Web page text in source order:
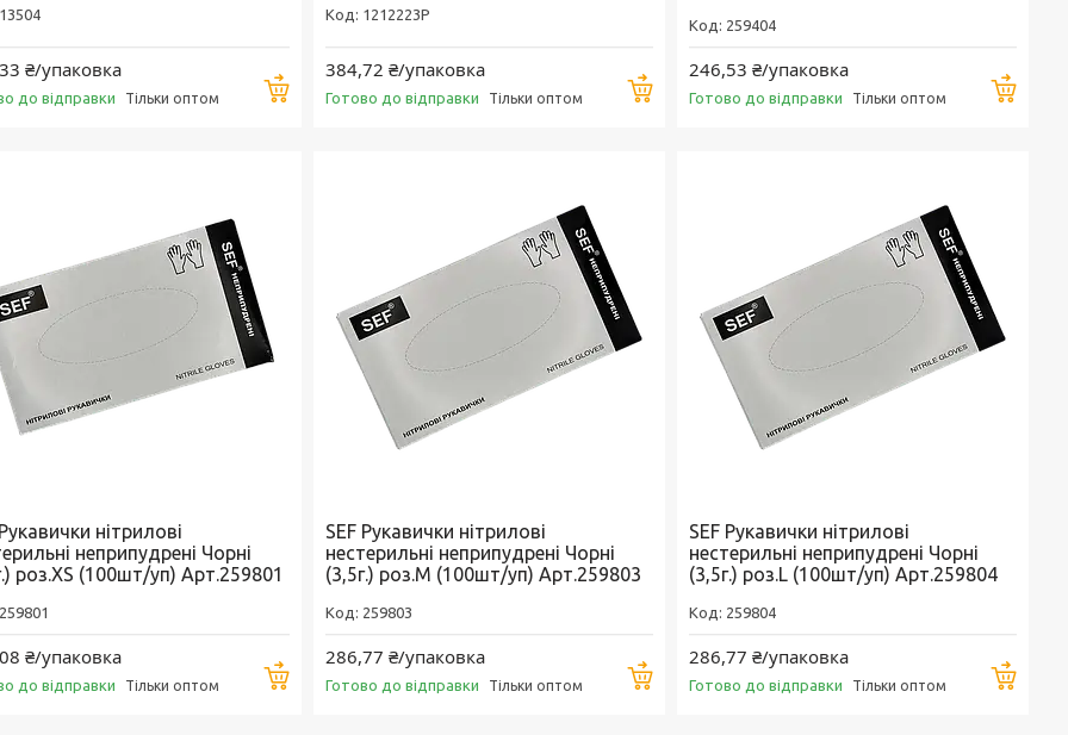
13504
₴/упаковка
до відправки Тільки оптом Купити
1212223Р
384,72 ₴/упаковка
Готово до відправки Тільки оптом Купити
259404
246,53 ₴/упаковка
Готово до відправки Тільки оптом
нітрилові
неприпудрені Чорні
роз.XS (100шт/уп) Арт.259801
259801
₴/упаковка
до відправки Тільки оптом Купити
SEF Рукавички нітрилові
нестерильні неприпудрені Чорні
(3,5г.) роз.M (100шт/уп) Арт.259803
259803
286,77 ₴/упаковка
Готово до відправки Тільки оптом Купити
SEF Рукавички нітрилові
нестерильні неприпудрені Чорні
(3,5г.) роз.L (100шт/уп) Арт.259804
259804
286,77 ₴/упаковка
Готово до відправки Тільки оптом